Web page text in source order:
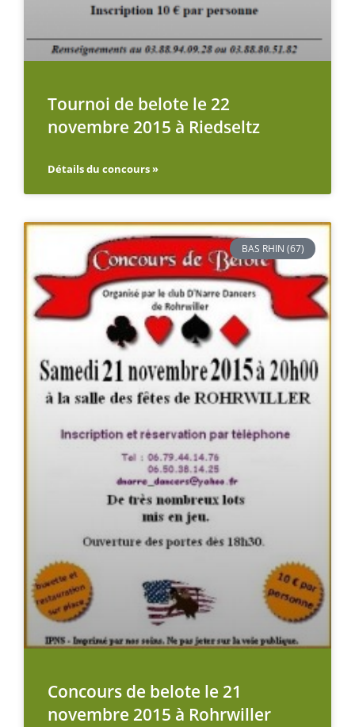
Tournoi de belote le 22
novembre 2015 à Riedseltz
Détails du concours »
BAS RHIN (67)
Concours de belote le 21
novembre 2015 à Rohrwiller